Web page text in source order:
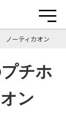
ノーティカオン
チホ
ン